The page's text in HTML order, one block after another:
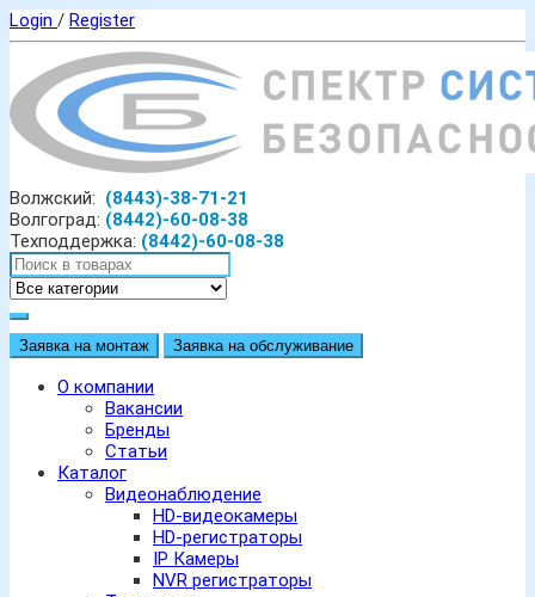
Login / Register
Волжский: (8443)-38-71-21
Волгоград: (8442)-60-08-38
Техподдержка: (8442)-60-08-38
Заявка на монтаж Заявка на обслуживание
О компании
Вакансии
Бренды
Статьи
Каталог
Видеонаблюдение
HD-видеокамеры
HD-регистраторы
IP Камеры
NVR регистраторы